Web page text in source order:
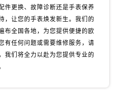
件更换、故障诊断还是手表保养
，让您的手表焕发新生。我们的
布全国各地，为您提供便捷的欧
有任何问题或需要维修服务，请
我们将全力以赴为您提供专业的